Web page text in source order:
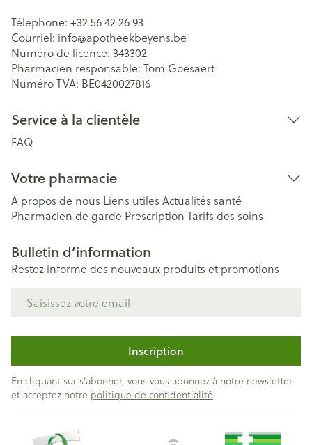
Téléphone: +32 56 42 26 93
Courriel: info@apotheekbeyens.be
Numéro de licence: 343302
Pharmacien responsable: Tom Goesaert
Numéro TVA: BE0420027816
Service à la clientèle
FAQ
Votre pharmacie
A propos de nous Liens utiles Actualités santé
Pharmacien de garde Prescription Tarifs des soins
Bulletin d’information
Restez informé des nouveaux produits et promotions
Inscription
En cliquant sur s'abonner, vous vous abonnez à notre newsletter
et acceptez notre politique de confidentialité.